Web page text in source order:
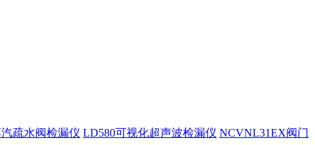
疏水阀检漏仪 LD580可视化超声波检漏仪 NCVNL31EX阀门